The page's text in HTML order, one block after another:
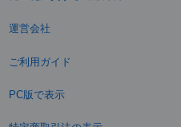
運営会社
ご利用ガイド
PC版で表示